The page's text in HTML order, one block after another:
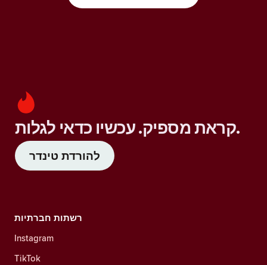
קראת מספיק. עכשיו כדאי לגלות.
להורדת טינדר
רשתות חברתיות
Instagram
TikTok